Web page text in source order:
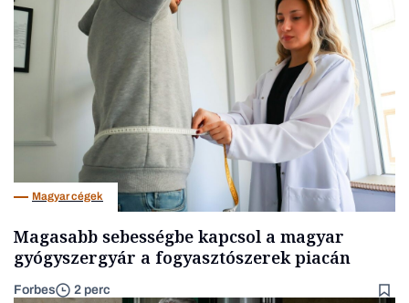
Magyar cégek
Magasabb sebességbe kapcsol a magyar
gyógyszergyár a fogyasztószerek piacán
Forbes 2 perc